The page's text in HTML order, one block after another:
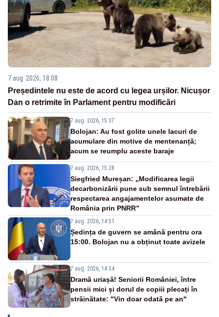
7 aug. 2026, 18:08
Președintele nu este de acord cu legea urșilor. Nicușor
Dan o retrimite în Parlament pentru modificări
7 aug. 2026, 15:37
Bolojan: Au fost golite unele lacuri de
acumulare din motive de mentenanță;
acum se reumplu aceste baraje
7 aug. 2026, 15:28
Siegfried Mureșan: „Modificarea legii
decarbonizării pune sub semnul întrebării
respectarea angajamentelor asumate de
România prin PNRR”
7 aug. 2026, 14:51
Ședința de guvern se amână pentru ora
15:00. Bolojan nu a obținut toate avizele
7 aug. 2026, 14:34
Dramă uriașă! Seniorii României, între
pensii mici și dorul de copiii plecați în
străinătate: "Vin doar odată pe an"